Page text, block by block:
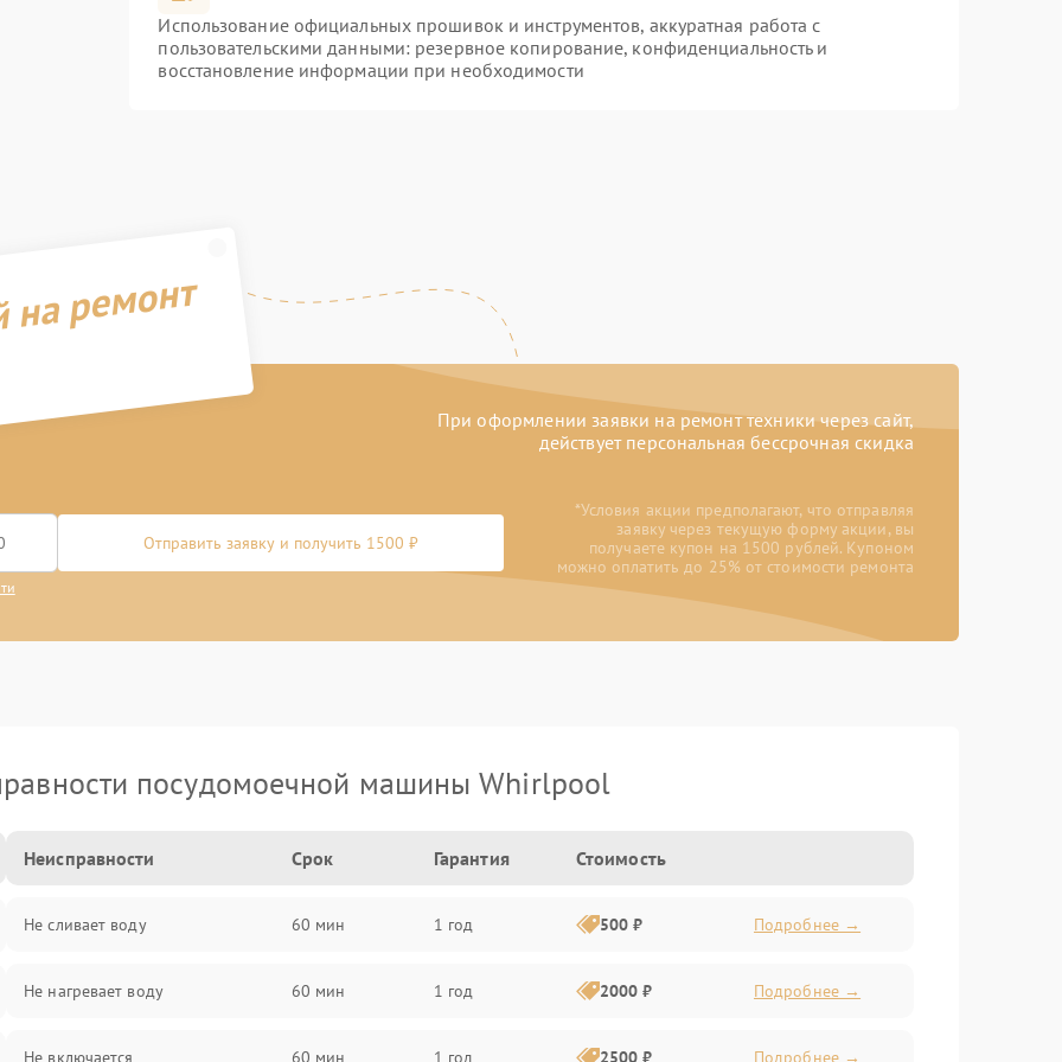
Использование официальных прошивок и инструментов, аккуратная работа с
пользовательскими данными: резервное копирование, конфиденциальность и
восстановление информации при необходимости
ремонт
При оформлении заявки на ремонт техники через сайт,
действует персональная бессрочная скидка
Отправить заявку и получить 1500 ₽
*Условия акции предполагают, что отправляя
заявку через текущую форму акции, вы
получаете купон на 1500 рублей. Купоном
можно оплатить до 25% от стоимости ремонта
посудомоечной машины Whirlpool
Неисправности Срок Гарантия Стоимость
Не сливает воду 60 мин 1 год 500 ₽ Подробнее →
Не нагревает воду 60 мин 1 год 2000 ₽ Подробнее →
Не включается 60 мин 1 год 2500 ₽ Подробнее →